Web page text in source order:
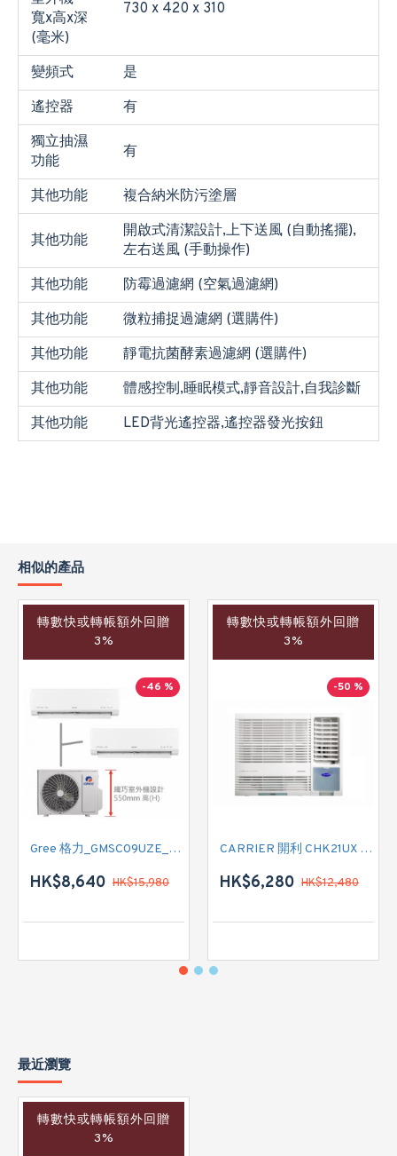
寬x高x深
(毫米)
730 x 420 x 310
變頻式
是
遙控器
有
獨立抽濕
功能
有
其他功能 複合納米防污塗層
其他功能
開啟式清潔設計,上下送風 (自動搖擺),
左右送風 (手動操作)
其他功能
防霉過濾網 (空氣過濾網)
其他功能
微粒捕捉過濾網 (選購件)
其他功能
靜電抗菌酵素過濾網 (選購件)
其他功能
體感控制,睡眠模式,靜音設計,自我診斷
其他功能
LED背光遙控器,遙控器發光按鈕
相似的產品
轉數快或轉帳額外回贈
3%
-46 %
Gree 格力_GMSC09UZE_GMSC12UZE_GMSC18UZC_R32 掛牆變頻式1拖2分體冷氣機 (淨冷型)
HK$8,640 HK$15,980
轉數快或轉帳額外回贈
3%
-50 %
CARRIER 開利 CHK21UX 二匹半 變頻淨冷窗口式冷氣機 (附遙控)
HK$6,280 HK$12,480
最近瀏覽
轉數快或轉帳額外回贈
3%